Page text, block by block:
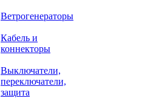
Ветрогенераторы
Кабель и
коннекторы
Выключатели,
переключатели,
защита